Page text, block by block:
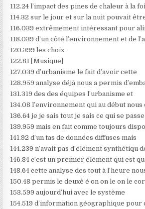
112.24 l’impact des pines de chaleur à la
114.32 sur le jour et sur la nuit pouvait
116.039 extrêmement intéressant pour
118.039 d’un côté l’environnement et de
120.399 les choix
122.81 [Musique]
127.039 d’urbanisme le fait d’avoir cette
128.959 analyse déjà nous a permis
131.319 des des équipes l’urbanisme et
134.08 l’environnement qui au début nous
136.64 je je sais tout je sais ce qui se passe
139.959 mais en fait comme toujours
141.92 d’un tas de données diffuses mais
144.239 n’avait pas d’élément synthétiqu
146.84 c’est un premier élément qui est
148.64 cette analyse des tout à l’heure
150.48 permis le deuxè é on on le on le
153.599 aujourd’hui avec le système
154.519 d’information géographique